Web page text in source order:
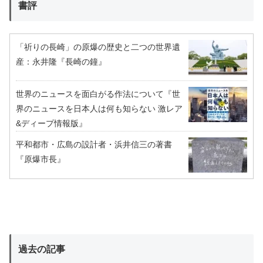
書評
「祈りの長崎」の原爆の歴史と二つの世界遺
産：永井隆『長崎の鐘』
世界のニュースを面白がる作法について『世
界のニュースを日本人は何も知らない 激レア
&ディープ情報版』
平和都市・広島の設計者・浜井信三の著書
『原爆市長』
過去の記事